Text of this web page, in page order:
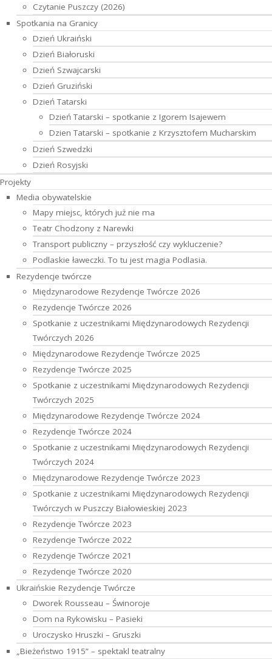
Czytanie Puszczy (2026)
Spotkania na Granicy
Dzień Ukraiński
Dzień Białoruski
Dzień Szwajcarski
Dzień Gruziński
Dzień Tatarski
Dzień Tatarski – spotkanie z Igorem Isajewem
Dzien Tatarski – spotkanie z Krzysztofem Mucharskim
Dzień Szwedzki
Dzień Rosyjski
Projekty
Media obywatelskie
Mapy miejsc, których już nie ma
Teatr Chodzony z Narewki
Transport publiczny – przyszłość czy wykluczenie?
Podlaskie ławeczki. To tu jest magia Podlasia.
Rezydencje twórcze
Międzynarodowe Rezydencje Twórcze 2026
Rezydencje Twórcze 2026
Spotkanie z uczestnikami Międzynarodowych Rezydencji
Twórczych 2026
Międzynarodowe Rezydencje Twórcze 2025
Rezydencje Twórcze 2025
Spotkanie z uczestnikami Międzynarodowych Rezydencji
Twórczych 2025
Międzynarodowe Rezydencje Twórcze 2024
Rezydencje Twórcze 2024
Spotkanie z uczestnikami Międzynarodowych Rezydencji
Twórczych 2024
Międzynarodowe Rezydencje Twórcze 2023
Spotkanie z uczestnikami Międzynarodowych Rezydencji
Twórczych w Puszczy Białowieskiej 2023
Rezydencje Twórcze 2023
Rezydencje Twórcze 2022
Rezydencje Twórcze 2021
Rezydencje Twórcze 2020
Ukraińskie Rezydencje Twórcze
Dworek Rousseau – Świnoroje
Dom na Rykowisku – Pasieki
Uroczysko Hruszki – Gruszki
„Bieżeństwo 1915” – spektakl teatralny